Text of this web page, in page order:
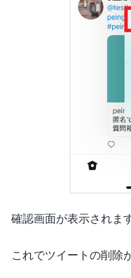
確認画面が表示されま
これでツイートの削除